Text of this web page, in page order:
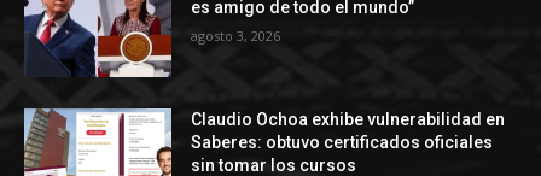
es amigo de todo el mundo”
agosto 3, 2026
Claudio Ochoa exhibe vulnerabilidad en
Saberes: obtuvo certificados oficiales
sin tomar los cursos